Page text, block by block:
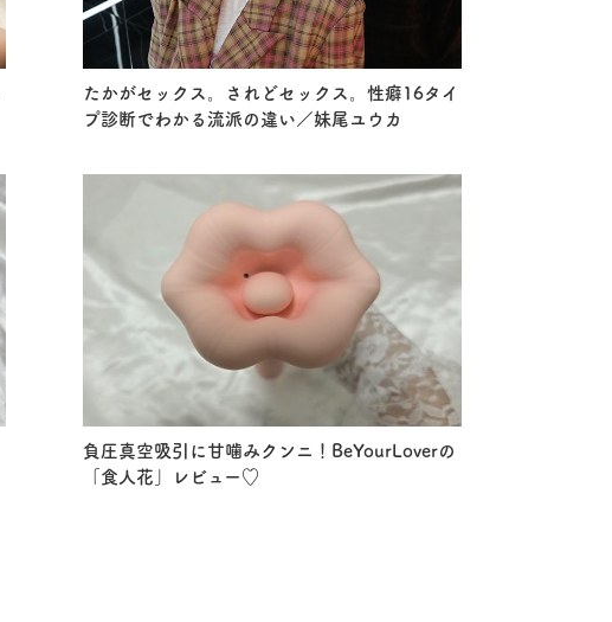
たかがセックス。されどセックス。性癖16タイ
プ診断でわかる流派の違い／妹尾ユウカ
負圧真空吸引に甘噛みクンニ！BeYourLoverの
「食人花」レビュー♡